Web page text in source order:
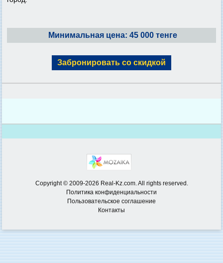
Минимальная цена: 45 000 тенге
Забронировать со скидкой
Copyright © 2009-2026 Real-Kz.com. All rights reserved.
Политика конфиденциальности
Пользовательское соглашение
Контакты